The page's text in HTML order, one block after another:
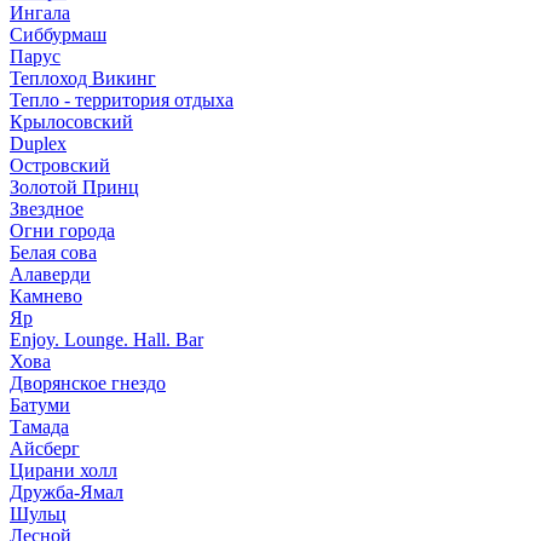
Ингала
Сиббурмаш
Парус
Теплоход Викинг
Тепло - территория отдыха
Крылосовский
Duplex
Островский
Золотой Принц
Звездное
Огни города
Белая сова
Алаверди
Камнево
Яр
Enjoy. Lounge. Hall. Bar
Хова
Дворянское гнездо
Батуми
Тамада
Айсберг
Цирани холл
Дружба-Ямал
Шульц
Лесной